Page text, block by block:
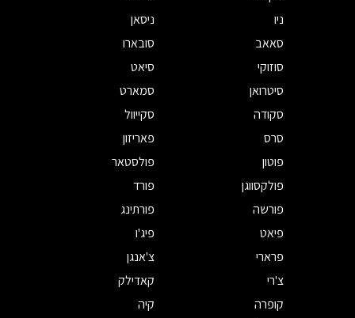
ניו
ניסאן
סאאב
סובארו
סוזוקי
סיאט
סיטרואן
סמארט
סקודה
סקייוול
סרס
פאריזון
פוטון
פולסטאר
פולקסווגן
פורד
פורשה
פורתינג
פיאט
פיג'ו
פרארי
צ'אנגן
צ'רי
קאדילק
קופרה
קיה